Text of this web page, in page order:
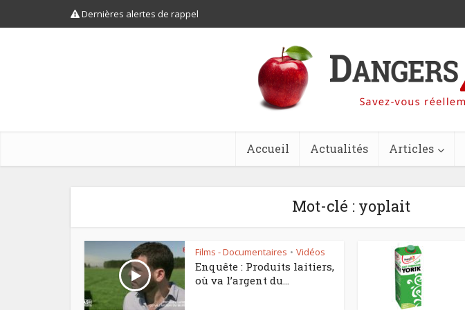
Dernières alertes de rappel
Accueil Actualités Articles
Mot-clé : yoplait
Films - Documentaires • Vidéos
Enquête : Produits laitiers,
où va l’argent du...